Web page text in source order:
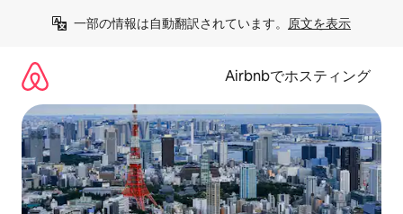
一部の情報は自動翻訳されています。 原文を表示
Airbnbでホスティング